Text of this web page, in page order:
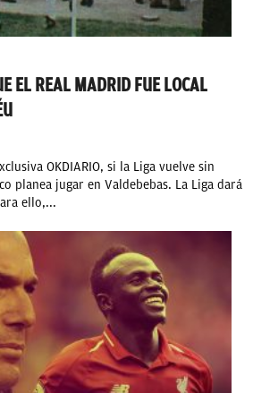
EL REAL MADRID FUE LOCAL
OKDIARIO, si la Liga vuelve sin
planea jugar en Valdebebas. La Liga dará
ello,...